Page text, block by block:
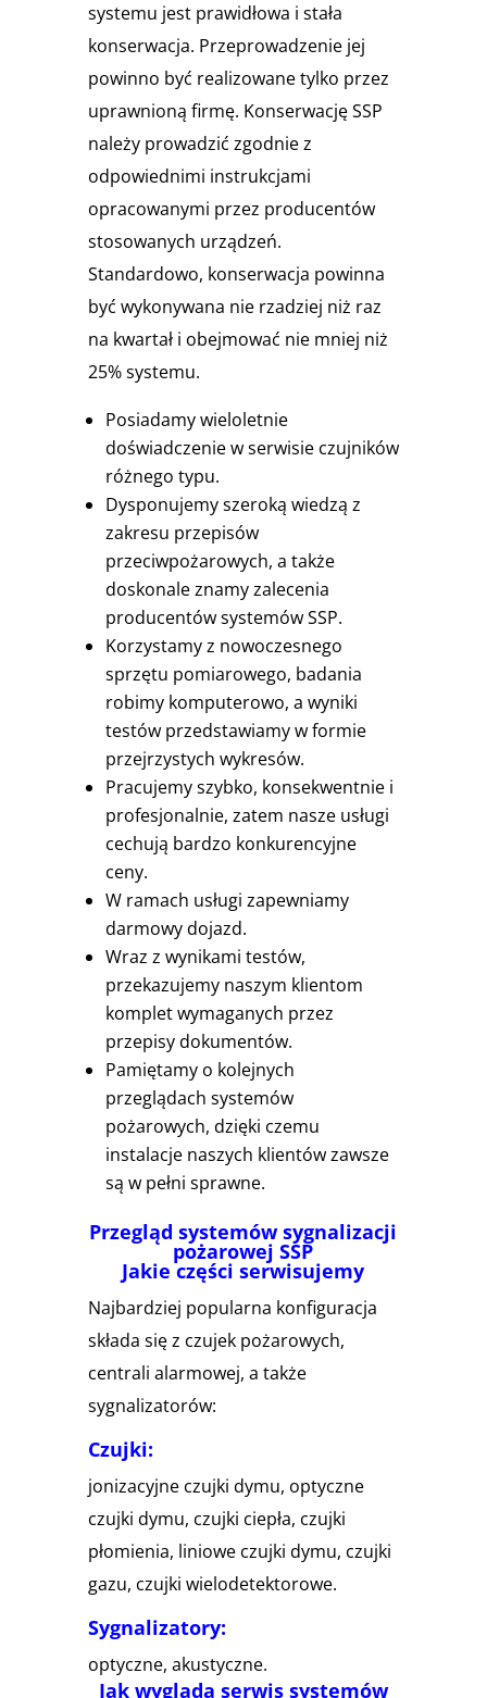
systemu jest prawidłowa i stała
konserwacja. Przeprowadzenie jej
powinno być realizowane tylko przez
uprawnioną firmę. Konserwację SSP
należy prowadzić zgodnie z
odpowiednimi instrukcjami
opracowanymi przez producentów
stosowanych urządzeń.
Standardowo, konserwacja powinna
być wykonywana nie rzadziej niż raz
na kwartał i obejmować nie mniej niż
25% systemu.
Posiadamy wieloletnie
doświadczenie w serwisie czujników
różnego typu.
Dysponujemy szeroką wiedzą z
zakresu przepisów
przeciwpożarowych, a także
doskonale znamy zalecenia
producentów systemów SSP.
Korzystamy z nowoczesnego
sprzętu pomiarowego, badania
robimy komputerowo, a wyniki
testów przedstawiamy w formie
przejrzystych wykresów.
Pracujemy szybko, konsekwentnie i
profesjonalnie, zatem nasze usługi
cechują bardzo konkurencyjne
ceny.
W ramach usługi zapewniamy
darmowy dojazd.
Wraz z wynikami testów,
przekazujemy naszym klientom
komplet wymaganych przez
przepisy dokumentów.
Pamiętamy o kolejnych
przeglądach systemów
pożarowych, dzięki czemu
instalacje naszych klientów zawsze
są w pełni sprawne.
Przegląd systemów sygnalizacji
pożarowej SSP
Jakie części serwisujemy
Najbardziej popularna konfiguracja
składa się z czujek pożarowych,
centrali alarmowej, a także
sygnalizatorów:
Czujki:
jonizacyjne czujki dymu, optyczne
czujki dymu, czujki ciepła, czujki
płomienia, liniowe czujki dymu, czujki
gazu, czujki wielodetektorowe.
Sygnalizatory:
optyczne, akustyczne.
Jak wygląda serwis systemów